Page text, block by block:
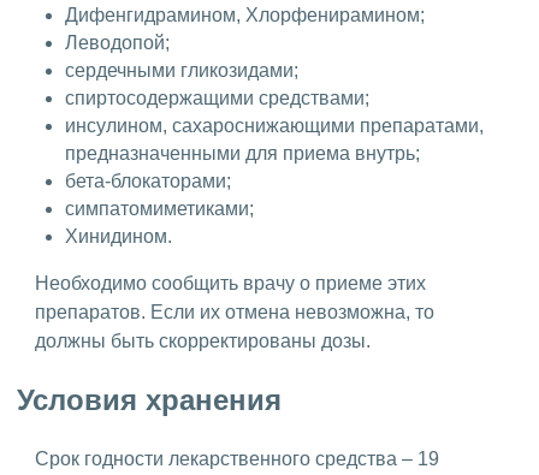
Дифенгидрамином, Хлорфенирамином;
Леводопой;
сердечными гликозидами;
спиртосодержащими средствами;
инсулином, сахароснижающими препаратами,
предназначенными для приема внутрь;
бета-блокаторами;
симпатомиметиками;
Хинидином.
Необходимо сообщить врачу о приеме этих
препаратов. Если их отмена невозможна, то
должны быть скорректированы дозы.
Условия хранения
Срок годности лекарственного средства – 19